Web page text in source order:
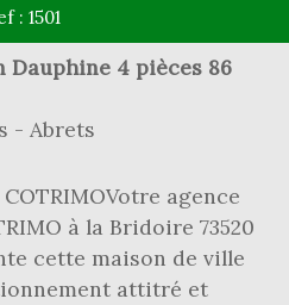
: 1501
Dauphine 4 pièces 86
- Abrets
agence
à la Bridoire 73520
cette maison de ville
attitré et